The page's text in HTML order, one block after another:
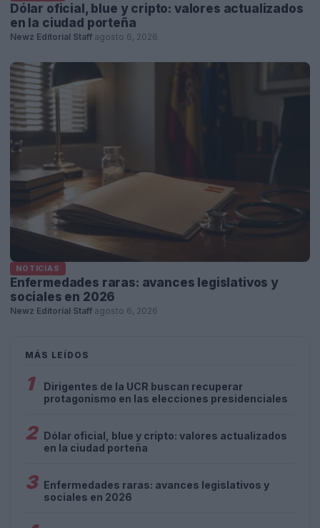
Dólar oficial, blue y cripto: valores actualizados
en la ciudad porteña
Newz Editorial Staff agosto 6, 2026
NOTICIAS
Enfermedades raras: avances legislativos y
sociales en 2026
Newz Editorial Staff agosto 6, 2026
MÁS LEÍDOS
1
Dirigentes de la UCR buscan recuperar
protagonismo en las elecciones presidenciales
2 Dólar oficial, blue y cripto: valores actualizados
en la ciudad porteña
3 Enfermedades raras: avances legislativos y
sociales en 2026